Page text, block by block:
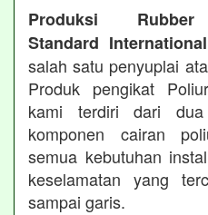
Produksi
Standard International
salah satu penyuplai
Produk pengikat
kami terdiri dari
komponen cairan
semua kebutuhan
keselamatan yang
sampai garis.